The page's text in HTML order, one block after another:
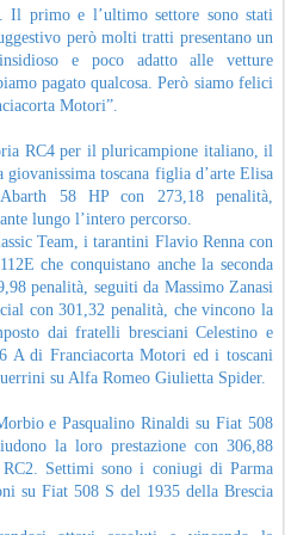
Il primo e l’ultimo settore sono stati
però molti tratti presentano un
e poco adatto alle vetture
pagato qualcosa. Però siamo felici
Motori”.
RC4 per il pluricampione italiano, il
giovanissima toscana figlia d’arte Elisa
58 HP con 273,18 penalità,
lungo l’intero percorso.
Team, i tarantini Flavio Renna con
che conquistano anche la seconda
penalità, seguiti da Massimo Zanasi
con 301,32 penalità, che vincono la
dai fratelli bresciani Celestino e
A di Franciacorta Motori ed i toscani
su Alfa Romeo Giulietta Spider.
e Pasqualino Rinaldi su Fiat 508
la loro prestazione con 306,88
Settimi sono i coniugi di Parma
su Fiat 508 S del 1935 della Brescia